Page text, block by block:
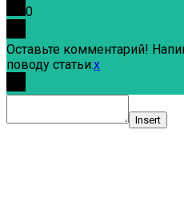
0
Оставьте комментарий!
поводу статьи.x
Insert